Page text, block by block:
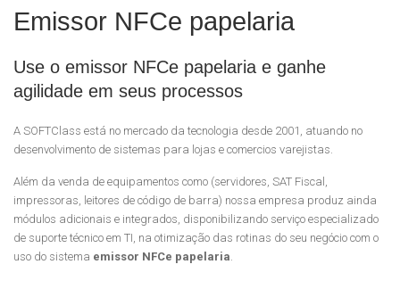
Emissor NFCe papelaria
Use o emissor NFCe papelaria e ganhe
agilidade em seus processos
A SOFTClass está no mercado da tecnologia desde 2001, atuando no
desenvolvimento de sistemas para lojas e comercios varejistas.
Além da venda de equipamentos como (servidores, SAT Fiscal,
impressoras, leitores de código de barra) nossa empresa produz ainda
módulos adicionais e integrados, disponibilizando serviço especializado
de suporte técnico em TI, na otimização das rotinas do seu negócio com o
uso do sistema emissor NFCe papelaria.